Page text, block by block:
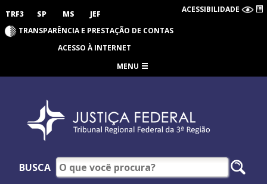
TRF3 SP MS JEF ACESSIBILIDADE
TRANSPARÊNCIA E PRESTAÇÃO DE CONTAS
ACESSO À INTERNET
MENU
BUSCA